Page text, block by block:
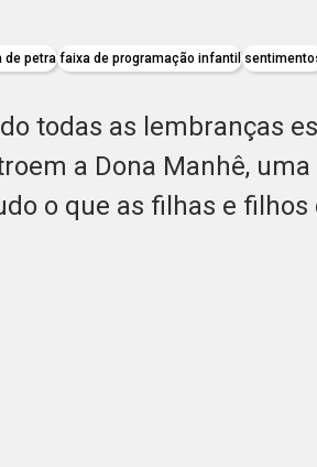
de petra faixa de programação infantil
todas as lembranças
a Dona Manhê,
o que as filhas e filhos